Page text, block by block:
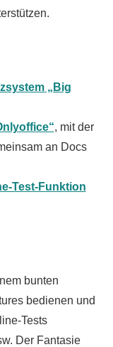
„Big
, mit der
an Docs
Test-Funktion
bunten
bedienen und
Tests
Der Fantasie